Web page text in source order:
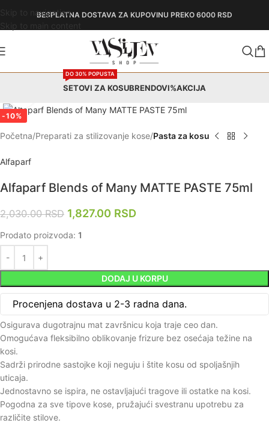
Skip to navigationBESPLATNA DOSTAVA ZA KUPOVINU PREKO 6000 RSD
SETOVI ZA KOSU
DO 30% POPUSTA
BRENDOVI%AKCIJA
-10%
Početna Preparati za stilizovanje kose Pasta za kosu
Alfaparf
Alfaparf Blends of Many MATTE PASTE 75ml
2,030.00RSD 1,827.00 RSD
Prodato proizvoda: 1
DODAJ U KORPU
Procenjena dostava u 2-3 radna dana.
Osigurava dugotrajnu mat završnicu koja traje ceo dan.
Omogućava fleksibilno oblikovanje frizure bez osećaja težine na
kosi.
Sadrži prirodne sastojke koji neguju i štite kosu od spoljašnjih
uticaja.
Jednostavno se ispira, ne ostavljajući tragove ili ostatke na kosi.
Pogodna za sve tipove kose, pružajući svestranu upotrebu za
različite stilove.